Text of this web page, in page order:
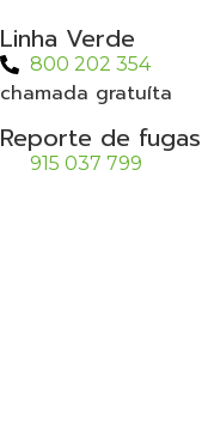
Linha Verde
800 202 354
chamada gratuíta
Reporte de fugas
915 037 799